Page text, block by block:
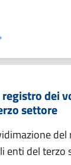
dei
settore
del
enti del terzo